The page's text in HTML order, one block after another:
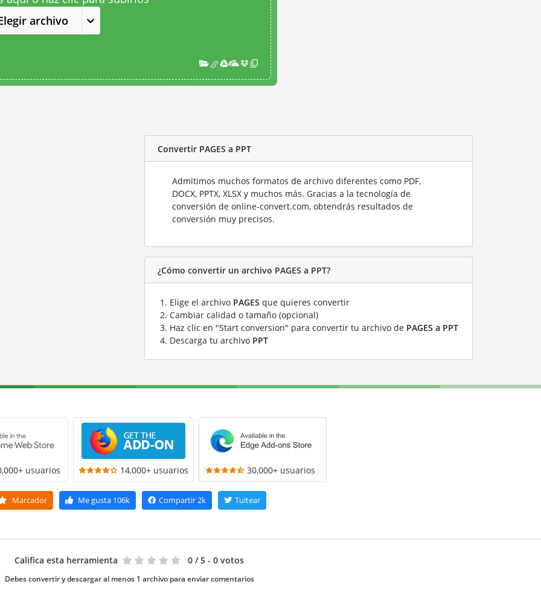
archivo
Convertir PAGES a PPT
Admitimos muchos formatos de archivo diferentes como PDF,
DOCX, PPTX, XLSX y muchos más. Gracias a la tecnología de
conversión de online-convert.com, obtendrás resultados de
conversión muy precisos.
¿Cómo convertir un archivo PAGES a PPT?
Elige el archivo PAGES que quieres convertir
Cambiar calidad o tamaño (opcional)
Haz clic en "Start conversion" para convertir tu archivo de PAGES a PPT
Descarga tu archivo PPT
usuarios 14,000+ usuarios 30,000+ usuarios
Marcador Me gusta 106k Compartir2k Tuitear
Califica esta herramienta 0 / 5 - 0 votos
Debes convertir y descargar al menos 1 archivo para enviar comentarios